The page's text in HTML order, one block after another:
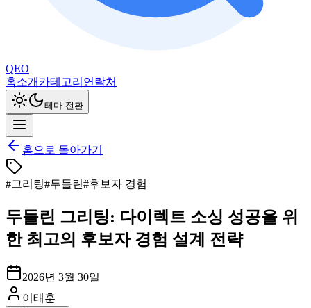
QEO
홈소개 카테고리 연락처
테마 전환
홈으로 돌아가기
#그리팅#두들린#후보자 경험
두들린 그리팅: 다이렉트 소싱 성공을 위
한 최고의 후보자 경험 설계 전략
2026년 3월 30일
이태훈